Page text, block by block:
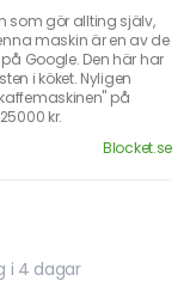
som gör allting själv,
maskin är en av de
Google. Den här har
i köket. Nyligen
på
kr.
Blocket.se
i 4 dagar